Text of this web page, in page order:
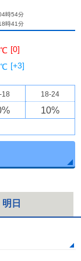
時54分
時41分
℃ [0]
℃ [+3]
18 18-24
% 10%
明日